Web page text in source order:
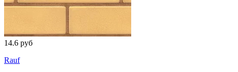
14.6 руб
Rauf